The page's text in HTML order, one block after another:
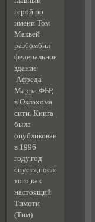
герой по
имени Том
Маквей
разбомбил
федеральное
здание
Афреда
Марра ФБР,
в Оклахома
сити. Книга
была
опубликована
в 1996
году,год
спустя,после
того,как
настоящий
Тимоти
(Тим)